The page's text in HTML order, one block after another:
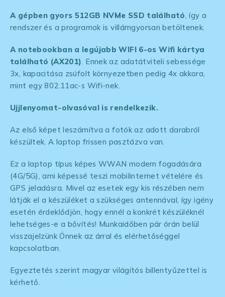
A gépben gyors 512GB NVMe SSD található , így a
rendszer és a programok is villámgyorsan betöltenek.
A notebookban a legújabb WIFI 6-os Wifi kártya
található (AX201) . Ennek az adatátviteli sebessége
3x, kapacitása zsúfolt környezetben pedig 4x akkora,
mint egy 802.11ac-s Wifi-nek.
Ujjlenyomat-olvasóval is rendelkezik.
Az első képet leszámítva a fotók az adott darabról
készültek. A laptop frissen pasztázva van.
Ez a laptop típus képes WWAN modem fogadására
(4G/5G), ami képessé teszi mobilinternet vételére és
GPS jeladásra. Mivel az esetek egy kis részében nem
látják el a készüléket a szükséges antennával, így igény
esetén érdeklődjön, hogy ennél a konkrét készüléknél
lehetséges-e a bővítés! Munkaidőben pár órán belül
visszajelzünk Önnek az árral és elérhetőséggel
kapcsolatban.
Egyeztetés szerint magyar világítós billentyűzettel is
kérhető.